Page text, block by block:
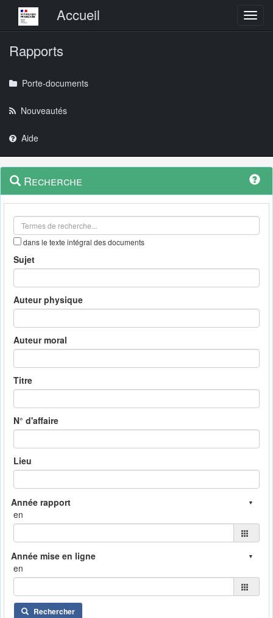
Menu principalAccueil
Rapports
Porte-documents
Nouveautés
Aide
Navigation
outils
Menu
contextuel
Recherche
dans le texte intégral des documents
Sujet
Auteur physique
Auteur moral
Titre
N° d'affaire
Lieu
en
en
Rechercher